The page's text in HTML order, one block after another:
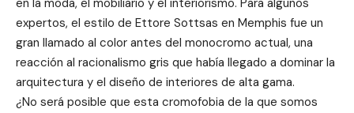
en la moda, el mobiliario y el interiorismo. Para algunos
expertos, el estilo de Ettore Sottsas en Memphis fue un
gran llamado al color antes del monocromo actual, una
reacción al racionalismo gris que había llegado a dominar la
arquitectura y el diseño de interiores de alta gama.
¿No será posible que esta cromofobia de la que somos